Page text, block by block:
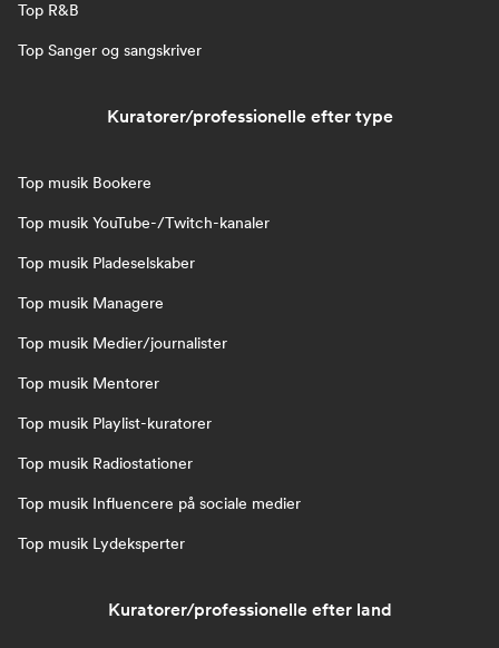
Top R&B
Top Sanger og sangskriver
Kuratorer/professionelle efter type
Top musik Bookere
Top musik YouTube-/Twitch-kanaler
Top musik Pladeselskaber
Top musik Managere
Top musik Medier/journalister
Top musik Mentorer
Top musik Playlist-kuratorer
Top musik Radiostationer
Top musik Influencere på sociale medier
Top musik Lydeksperter
Kuratorer/professionelle efter land